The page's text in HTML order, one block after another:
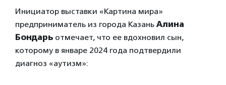
Инициатор выставки «Картина мира»
предприниматель из города Казань Алина
Бондарь отмечает, что ее вдохновил сын,
которому в январе 2024 года подтвердили
диагноз «аутизм»: